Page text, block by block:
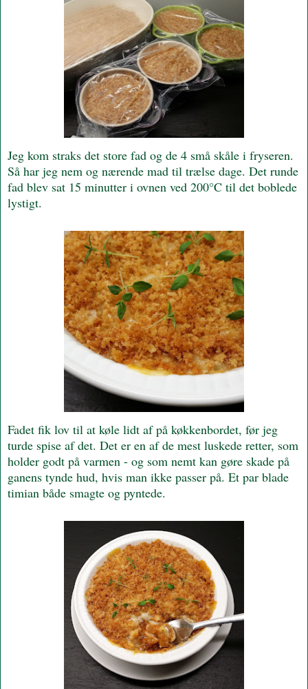
Jeg kom straks det store fad og de 4 små skåle i fryseren.
Så har jeg nem og nærende mad til trælse dage. Det runde
fad blev sat 15 minutter i ovnen ved 200°C til det boblede
lystigt.
Fadet fik lov til at køle lidt af på køkkenbordet, før jeg
turde spise af det. Det er en af de mest luskede retter, som
holder godt på varmen - og som nemt kan gøre skade på
ganens tynde hud, hvis man ikke passer på. Et par blade
timian både smagte og pyntede.